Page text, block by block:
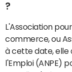
?
L'Association
commerce, ou
à cette date, elle
l'Emploi (ANPE)